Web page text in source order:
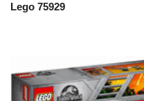
Lego 75929